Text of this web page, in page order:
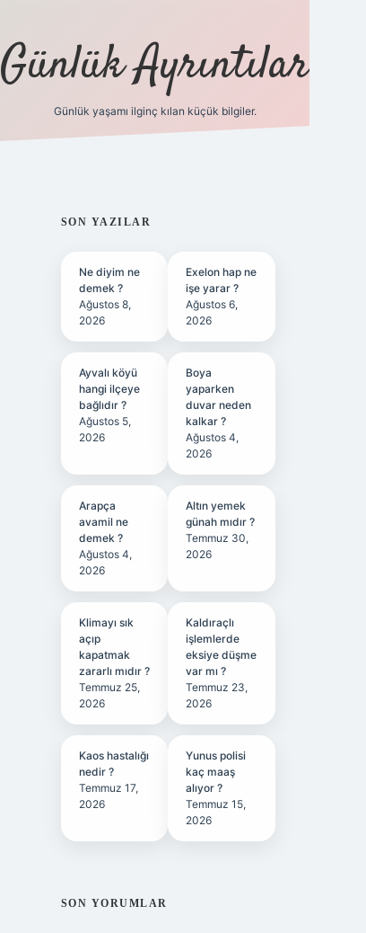
Günlük Ayrıntılar
Günlük yaşamı ilginç kılan küçük bilgiler.
SIDEBAR
SON YAZILAR
Ne diyim ne
demek ?
Ağustos 8,
2026
Exelon hap ne
işe yarar ?
Ağustos 6,
2026
Ayvalı köyü
hangi ilçeye
bağlıdır ?
Ağustos 5,
2026
Boya
yaparken
duvar neden
kalkar ?
Ağustos 4,
2026
Arapça
avamil ne
demek ?
Ağustos 4,
2026
Altın yemek
günah mıdır ?
Temmuz 30,
2026
Klimayı sık
açıp
kapatmak
zararlı mıdır ?
Temmuz 25,
2026
Kaldıraçlı
işlemlerde
eksiye düşme
var mı ?
Temmuz 23,
2026
Kaos hastalığı
nedir ?
Temmuz 17,
2026
Yunus polisi
kaç maaş
alıyor ?
Temmuz 15,
2026
SON YORUMLAR